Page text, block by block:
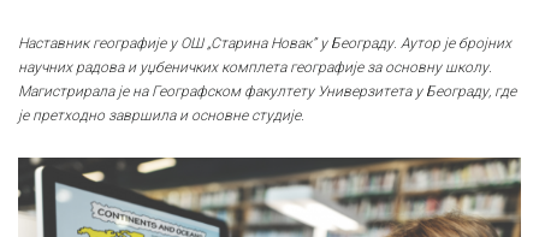
Наставник географије у ОШ „Старина Новак” у Београду. Аутор је бројних
научних радова и уџбеничких комплета географије за основну школу.
Магистрирала је на Географском факултету Универзитета у Београду, где
је претходно завршила и основне студије.